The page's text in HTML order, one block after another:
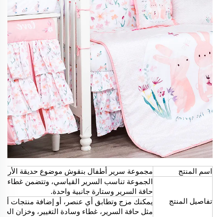
اسم المنتج مجموعة سرير أطفال بنقوش موضوع حديقة الأرنب،
تفاصيل المنتج
الجموعة تناسب السرير القياسي، وتتضمن غطاء
حافة السرير وستارة جانبية واحدة.
يمكنك مزج وتطابق أي عنصر، أو إضافة منتجات
مثل حافة السرير، غطاء وسادة التغيير، وخزان